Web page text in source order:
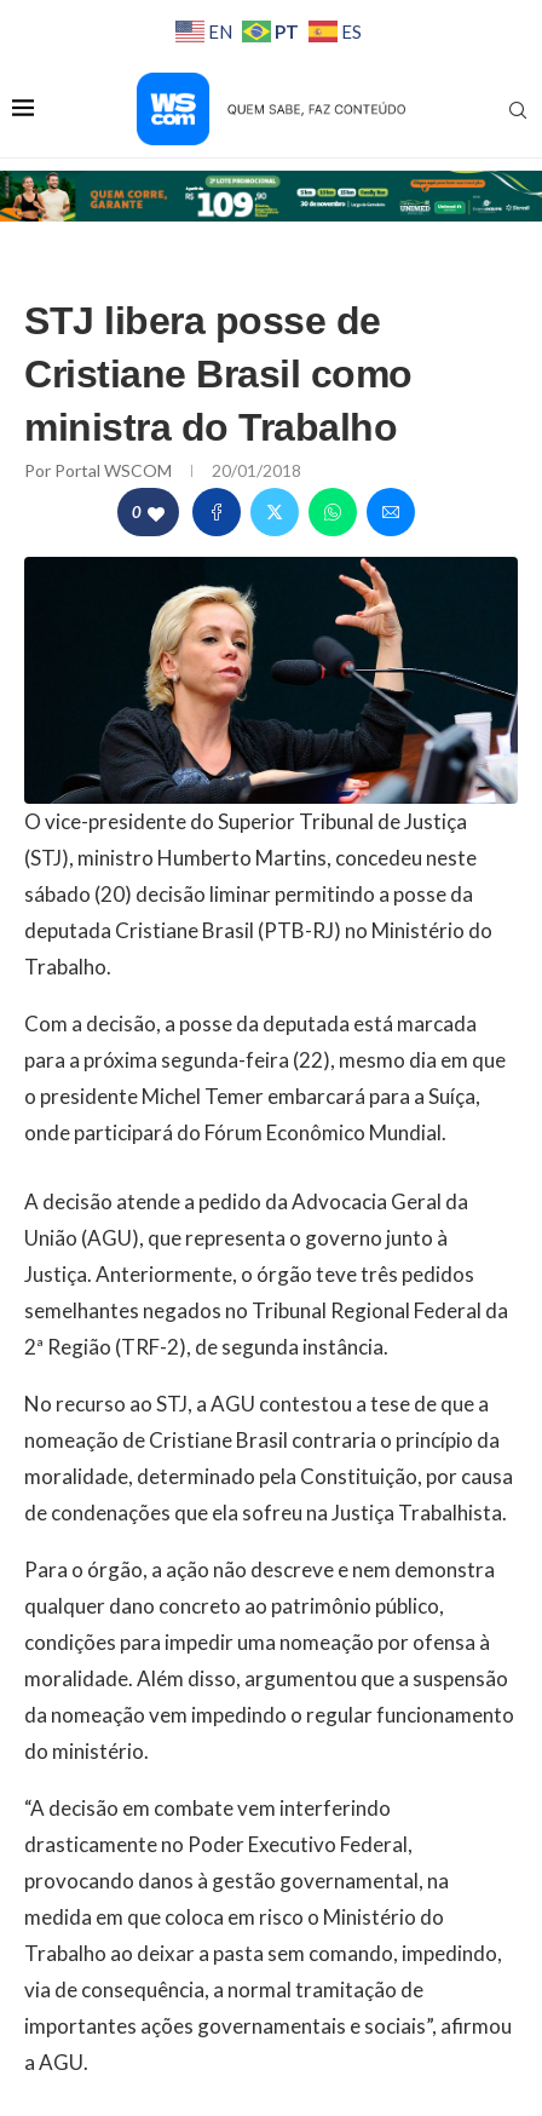
EN PT ES
STJ libera posse de
Cristiane Brasil como
ministra do Trabalho
Por Portal WSCOM 20/01/2018
0
O vice-presidente do Superior Tribunal de Justiça
(STJ), ministro Humberto Martins, concedeu neste
sábado (20) decisão liminar permitindo a posse da
deputada Cristiane Brasil (PTB-RJ) no Ministério do
Trabalho.
Com a decisão, a posse da deputada está marcada
para a próxima segunda-feira (22), mesmo dia em que
o presidente Michel Temer embarcará para a Suíça,
onde participará do Fórum Econômico Mundial.
A decisão atende a pedido da Advocacia Geral da
União (AGU), que representa o governo junto à
Justiça. Anteriormente, o órgão teve três pedidos
semelhantes negados no Tribunal Regional Federal da
2ª Região (TRF-2), de segunda instância.
No recurso ao STJ, a AGU contestou a tese de que a
nomeação de Cristiane Brasil contraria o princípio da
moralidade, determinado pela Constituição, por causa
de condenações que ela sofreu na Justiça Trabalhista.
Para o órgão, a ação não descreve e nem demonstra
qualquer dano concreto ao patrimônio público,
condições para impedir uma nomeação por ofensa à
moralidade. Além disso, argumentou que a suspensão
da nomeação vem impedindo o regular funcionamento
do ministério.
“A decisão em combate vem interferindo
drasticamente no Poder Executivo Federal,
provocando danos à gestão governamental, na
medida em que coloca em risco o Ministério do
Trabalho ao deixar a pasta sem comando, impedindo,
via de consequência, a normal tramitação de
importantes ações governamentais e sociais”, afirmou
a AGU.